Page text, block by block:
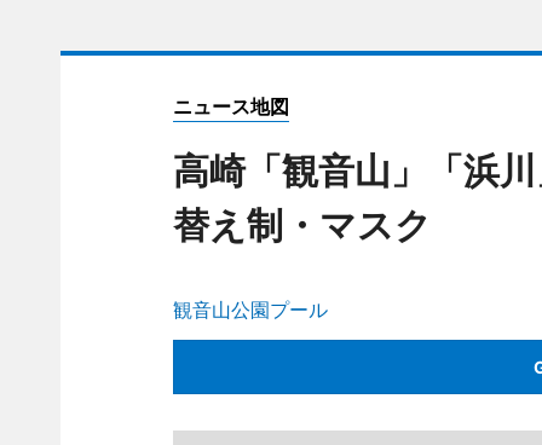
ニュース地図
高崎「観音山」「浜
替え制・マスク
観音山公園プール